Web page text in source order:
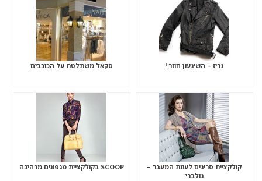
גריז – השיגעון חוזר ! סקאל משתלטת על הכוכבים
קולקציית סריגים לעונת המעבר –
גולברי
SCOOP בקולקציית מגפונים מרהיבה